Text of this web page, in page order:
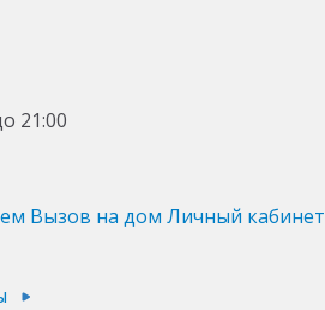
21:00
Вызов на дом Личный кабинет